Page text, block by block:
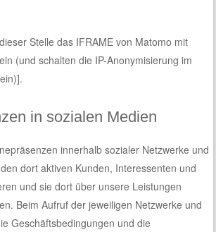
Stelle das IFRAME von Matomo mit
(und schalten die IP-Anonymisierung im
.
in sozialen Medien
innerhalb sozialer Netzwerke und
dort aktiven Kunden, Interessenten und
und sie dort über unsere Leistungen
Beim Aufruf der jeweiligen Netzwerke und
Geschäftsbedingungen und die